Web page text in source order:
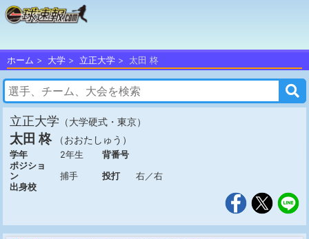
ホーム 大学 立正大学 太田 柊
立正大学 （大学硬式・東京）
太田 柊 （おおたしゅう）
学年 2年生
背番号
ポジショ
ン
捕手 投打
右／右
出身校